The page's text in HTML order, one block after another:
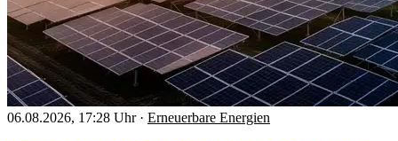
06.08.2026, 17:28 Uhr · Erneuerbare Energien